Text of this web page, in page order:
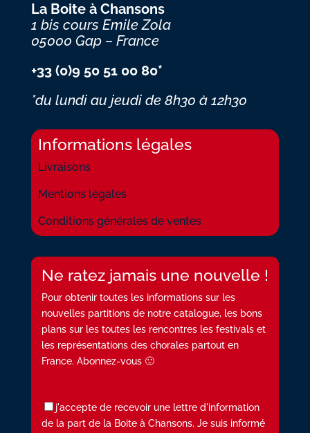
La Boite à Chansons
1 bis cours Emile Zola
05000 Gap – France
+33 (0)9 50 51 00 80*
*du lundi au jeudi de 8h30 à 12h30
Informations légales
Livraisons
Mentions légales
Conditions générales de ventes
Ne ratez jamais une nouvelle !
Pour obtenir toutes les informations sur les
nouvelles partitions de notre catalogue, les bons
plans sur les toutes les rencontres les festivals et
les représentations des chorales partout en
France. Abonnez-vous 🙂
j'accepte de recevoir une lettre d'information
de la part de la Boite à Chansons. Je suis informé